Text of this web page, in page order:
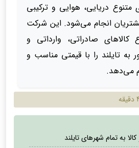
متنوع دریایی، هوایی و ترکیبی
انجام می‌شود. این شرکت
صادراتی، وارداتی و
به تایلند را با قیمتی مناسب و
می‌دهد.
کالا به تمام شهرهای تایلند